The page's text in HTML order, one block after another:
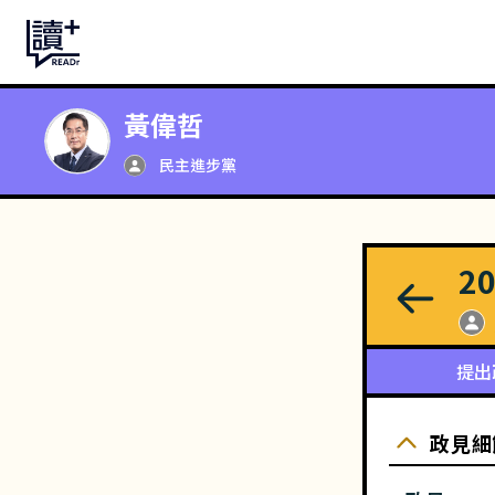
黃偉哲
民主進步黨
提
政見